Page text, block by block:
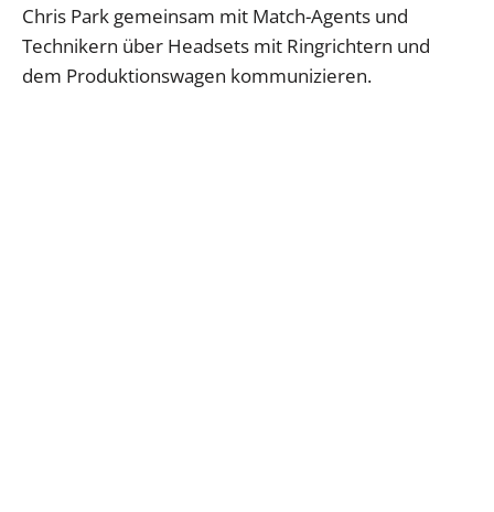
Chris Park gemeinsam mit Match-Agents und
Technikern über Headsets mit Ringrichtern und
dem Produktionswagen kommunizieren.